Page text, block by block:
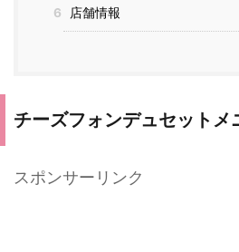
6 店舗情報
チーズフォンデュセットメ
スポンサーリンク